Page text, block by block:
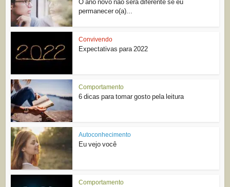
O ano novo não será diferente se eu
permanecer o(a)...
Convivendo
Expectativas para 2022
Comportamento
6 dicas para tomar gosto pela leitura
Autoconhecimento
Eu vejo você
Comportamento